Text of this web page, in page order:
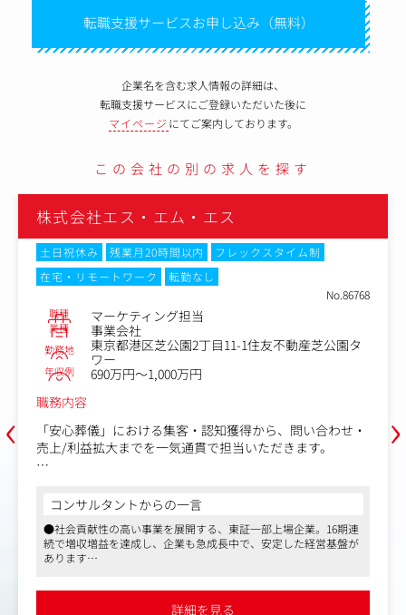
転職支援サービスお申し込み（無料）
企業名を含む求人情報の詳細は、
転職支援サービスにご登録いただいた後に
マイページ にてご案内しております。
この会社の別の求人を探す
‹
株式会社エス・エム・エス
土日祝休み 残業月20時間以内
フレックスタイム制
在宅・リモートワーク
転勤なし
No.86768
職種 マーケティング担当
業種 事業会社
勤務地
東京都港区芝公園2丁目11-1住友不動産芝公園タ
ワー
年収例
690万円～1,000万円
職務内容
「安心葬儀」における集客・認知獲得から、問い合わせ・
売上/利益拡大までを一気通貫で担当いただきます。
■Phase1(入社～半年目安)：
【ミッション】業界インプット・リスティングを中心とし
た広告運用の基盤を作る
【期待する動き】
・事業責任者が伴走し、フォローを受けながらリスティン
・ランディングページ改善(LPO)
コンサルタントからの一言
●社会貢献性の高い事業を展開する、東証一部上場企業。16期連
続で増収増益を達成し、企業も急成長中で、安定した経営基盤が
あります
会・キャリア機会も潤沢に提供が可能。さらにマーケにとどまら
詳細を見る
›